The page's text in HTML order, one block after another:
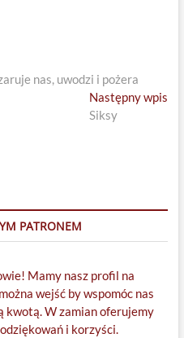
nas, uwodzi i pożera
Następny wpis
Siksy
PATRONEM
Mamy nasz profil na
wejść by wspomóc nas
kwotą. W zamian oferujemy
i korzyści.